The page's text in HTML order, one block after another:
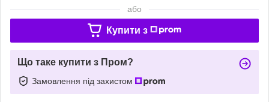
або
Купити з
Що таке купити з Пром?
Замовлення під захистом